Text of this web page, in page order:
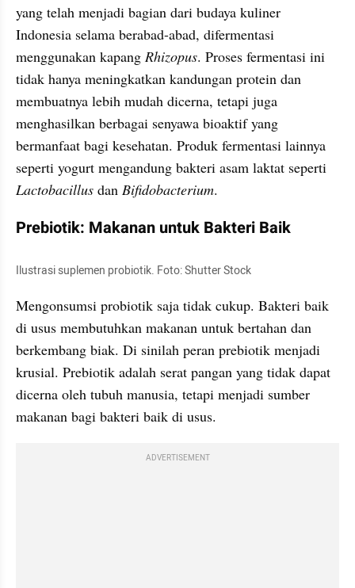
yang telah menjadi bagian dari budaya kuliner
Indonesia selama berabad-abad, difermentasi
menggunakan kapang Rhizopus. Proses fermentasi ini
tidak hanya meningkatkan kandungan protein dan
membuatnya lebih mudah dicerna, tetapi juga
menghasilkan berbagai senyawa bioaktif yang
bermanfaat bagi kesehatan. Produk fermentasi lainnya
Lactobacillus dan Bifidobacterium.
Prebiotik: Makanan untuk Bakteri Baik
Ilustrasi suplemen probiotik. Foto: Shutter Stock
Mengonsumsi probiotik saja tidak cukup. Bakteri baik
di usus membutuhkan makanan untuk bertahan dan
berkembang biak. Di sinilah peran prebiotik menjadi
krusial. Prebiotik adalah serat pangan yang tidak dapat
dicerna oleh tubuh manusia, tetapi menjadi sumber
makanan bagi bakteri baik di usus.
ADVERTISEMENT